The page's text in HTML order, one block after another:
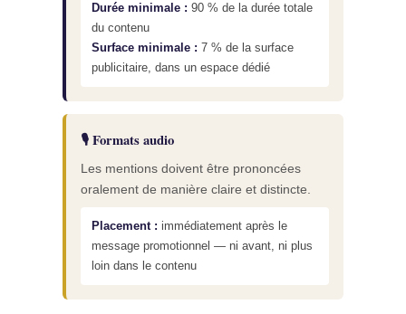
Durée minimale : 90 % de la durée totale
du contenu
Surface minimale : 7 % de la surface
publicitaire, dans un espace dédié
🎙 Formats audio
Les mentions doivent être prononcées
oralement de manière claire et distincte.
Placement : immédiatement après le
message promotionnel — ni avant, ni plus
loin dans le contenu